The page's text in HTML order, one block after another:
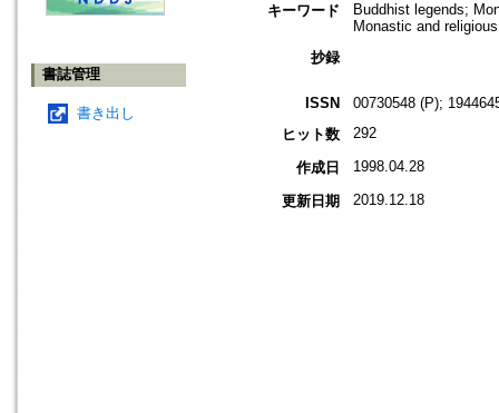
書誌管理
書き出し
キーワード
Buddhist legends;
Monastic and
抄録
ISSN
00730548 (P);
ヒット数
292
作成日 1998.04.28
更新日期 2019.12.18